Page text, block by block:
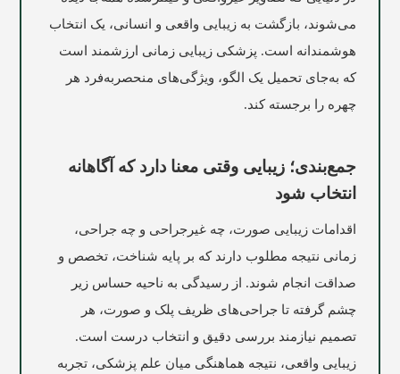
می‌شوند، بازگشت به زیبایی واقعی و انسانی، یک انتخاب
هوشمندانه است. پزشکی زیبایی زمانی ارزشمند است
که به‌جای تحمیل یک الگو، ویژگی‌های منحصربه‌فرد هر
چهره را برجسته کند.
جمع‌بندی؛ زیبایی وقتی معنا دارد که آگاهانه
انتخاب شود
اقدامات زیبایی صورت، چه غیرجراحی و چه جراحی،
زمانی نتیجه مطلوب دارند که بر پایه شناخت، تخصص و
صداقت انجام شوند. از رسیدگی به ناحیه حساس زیر
چشم گرفته تا جراحی‌های ظریف پلک و صورت، هر
تصمیم نیازمند بررسی دقیق و انتخاب درست است.
زیبایی واقعی، نتیجه هماهنگی میان علم پزشکی، تجربه